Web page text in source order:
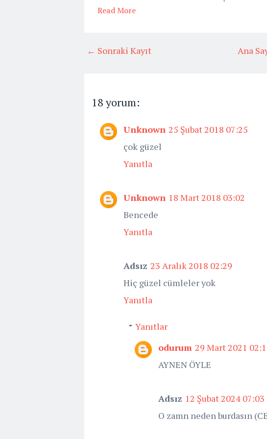
Read More
← Sonraki Kayıt Ana
18 yorum:
Unknown 25 Şubat 2018 07:25
çok güzel
Yanıtla
Unknown 18 Mart 2018 03:02
Bencede
Yanıtla
Adsız 23 Aralık 2018 02:29
Hiç güzel cümleler yok
Yanıtla
Yanıtlar
odurum 29 Mart 2021
AYNEN ÖYLE
Adsız 12 Şubat 2024 07:03
O zamn neden burdasın